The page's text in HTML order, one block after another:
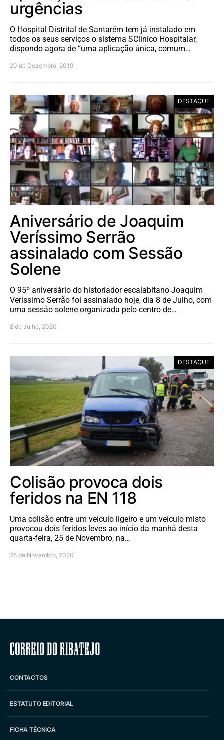
urgências
O Hospital Distrital de Santarém tem já instalado em
todos os seus serviços o sistema SClínico Hospitalar,
dispondo agora de “uma aplicação única, comum…
20 de Dezembro, 2019
DESTAQUE
Aniversário de Joaquim
Veríssimo Serrão
assinalado com Sessão
Solene
O 95º aniversário do historiador escalabitano Joaquim
Veríssimo Serrão foi assinalado hoje, dia 8 de Julho, com
uma sessão solene organizada pelo centro de…
8 de Julho, 2020
DESTAQUE
Colisão provoca dois
feridos na EN 118
Uma colisão entre um veículo ligeiro e um veículo misto
provocou dois feridos leves ao início da manhã desta
quarta-feira, 25 de Novembro, na…
25 de Novembro, 2020
Correio do Ribatejo
CONTACTOS
ESTATUTO EDITORIAL
FICHA TÉCNICA